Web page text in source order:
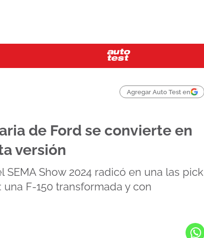
Agregar Auto Test en
de Ford se convierte en
versión
Show 2024 radicó en una las pick
F-150 transformada y con